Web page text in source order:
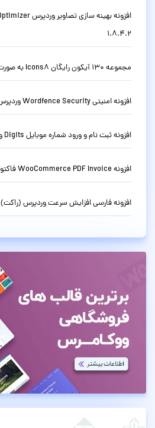
1.8.4.2
مجموعه 130 آیکون رایگان Icons8 به صورت SVG
افزونه امنیتی Wordfence Security وردپرس نسخه 8.1.4
افزونه ثبت نام و ورود شماره موبایل Digits وردپرس نسخه 9.2
افزونه WooCommerce PDF Invoice فاکتور ووکامرس نسخه 5.1.2
افزونه فارسی افزایش سرعت وردپرس (راکت) WP Rocket نسخه 3.23.1